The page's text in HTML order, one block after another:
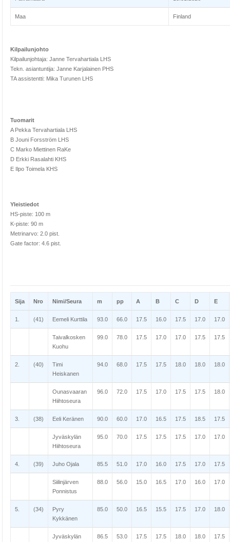
Maa Finland
Kilpailunjohto
Kilpailunjohtaja: Janne Tervahartiala LHS
Tekn. asiantuntija: Janne Karjalainen PHS
TA assistentti: Mika Turunen LHS
Tuomarit
A Pekka Tervahartiala LHS
B Jouni Forsström LHS
C Marko Miettinen RaKe
D Erkki Rasalahti KHS
E Ilpo Toimela KHS
Yleistiedot
HS-piste: 100 m
K-piste: 90 m
Metrinarvo: 2.0 pist.
Gate factor: 4.6 pist.
Sija Nro Nimi/Seura m pp A B C D E
1. (41) Eemeli Kurttila 93.0 66.0 17.5 16.0 17.5 17.0 17.0
Taivalkosken
Kuohu
99.0 78.0 17.5 17.0 17.0 17.5 17.5
2. (40)
Timi
Heiskanen
94.0 68.0 17.5 17.5 18.0 18.0 18.0
Ounasvaaran
Hiihtoseura
96.0 72.0 17.5 17.0 17.5 17.5 18.0
3. (38) Eeli Keränen 90.0 60.0 17.0 16.5 17.5 18.5 17.5
Jyväskylän
Hiihtoseura
95.0 70.0 17.5 17.5 17.5 17.0 17.0
4. (39) Juho Ojala 85.5 51.0 17.0 16.0 17.5 17.0 17.5
Siilinjärven
Ponnistus
88.0 56.0 15.0 16.5 17.0 16.0 17.0
5. (34)
Pyry
Kykkänen
85.0 50.0 16.5 15.5 17.5 17.0 18.0
Jyväskylän
86.5 53.0 17.5 17.5 18.0 18.0 17.5